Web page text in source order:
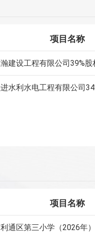
项目名称
建设工程有限公司39%
项目名称